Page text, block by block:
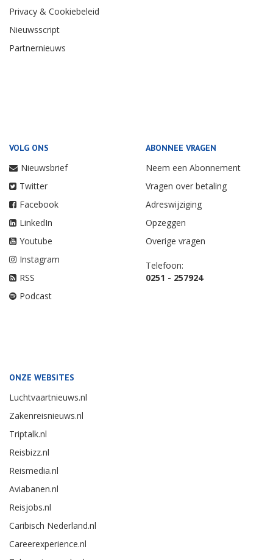
Privacy & Cookiebeleid
Nieuwsscript
Partnernieuws
VOLG ONS
Nieuwsbrief
Twitter
Facebook
LinkedIn
Youtube
Instagram
RSS
Podcast
ABONNEE VRAGEN
Neem een Abonnement
Vragen over betaling
Adreswijziging
Opzeggen
Overige vragen
Telefoon:
0251 - 257924
ONZE WEBSITES
Luchtvaartnieuws.nl
Zakenreisnieuws.nl
Triptalk.nl
Reisbizz.nl
Reismedia.nl
Aviabanen.nl
Reisjobs.nl
Caribisch Nederland.nl
Careerexperience.nl